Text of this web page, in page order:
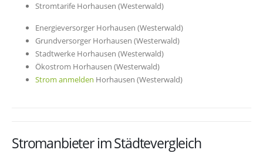
Stromtarife Horhausen (Westerwald)
Energieversorger Horhausen (Westerwald)
Grundversorger Horhausen (Westerwald)
Stadtwerke Horhausen (Westerwald)
Ökostrom Horhausen (Westerwald)
Strom anmelden Horhausen (Westerwald)
Stromanbieter im Städtevergleich